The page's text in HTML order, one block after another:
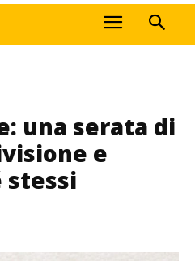
una serata di
e
stessi